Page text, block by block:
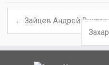
Навигация
← Зайцев Андрей